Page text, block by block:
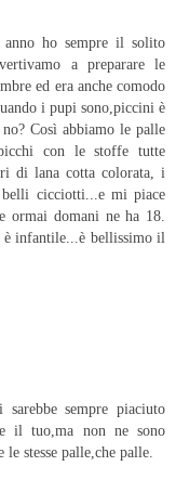
ho sempre il solito
a preparare le
ed era anche comodo
i pupi sono,piccini è
Così abbiamo le palle
con le stoffe tutte
di lana cotta colorata, i
cicciotti...e mi piace
ormai domani ne ha 18.
è infantile...è bellissimo il
sempre piaciuto
il tuo,ma non ne sono
stesse palle,che palle.